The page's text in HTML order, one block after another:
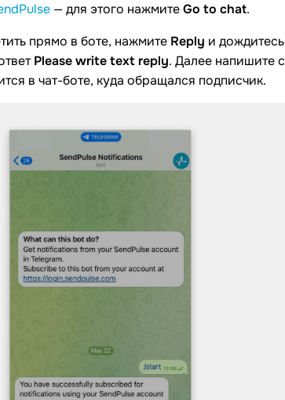
— для этого нажмитеGo to chat.
прямо в боте, нажмите Reply и
Please write text reply. Далее напишите
в чат-боте, куда обращался подписчик.